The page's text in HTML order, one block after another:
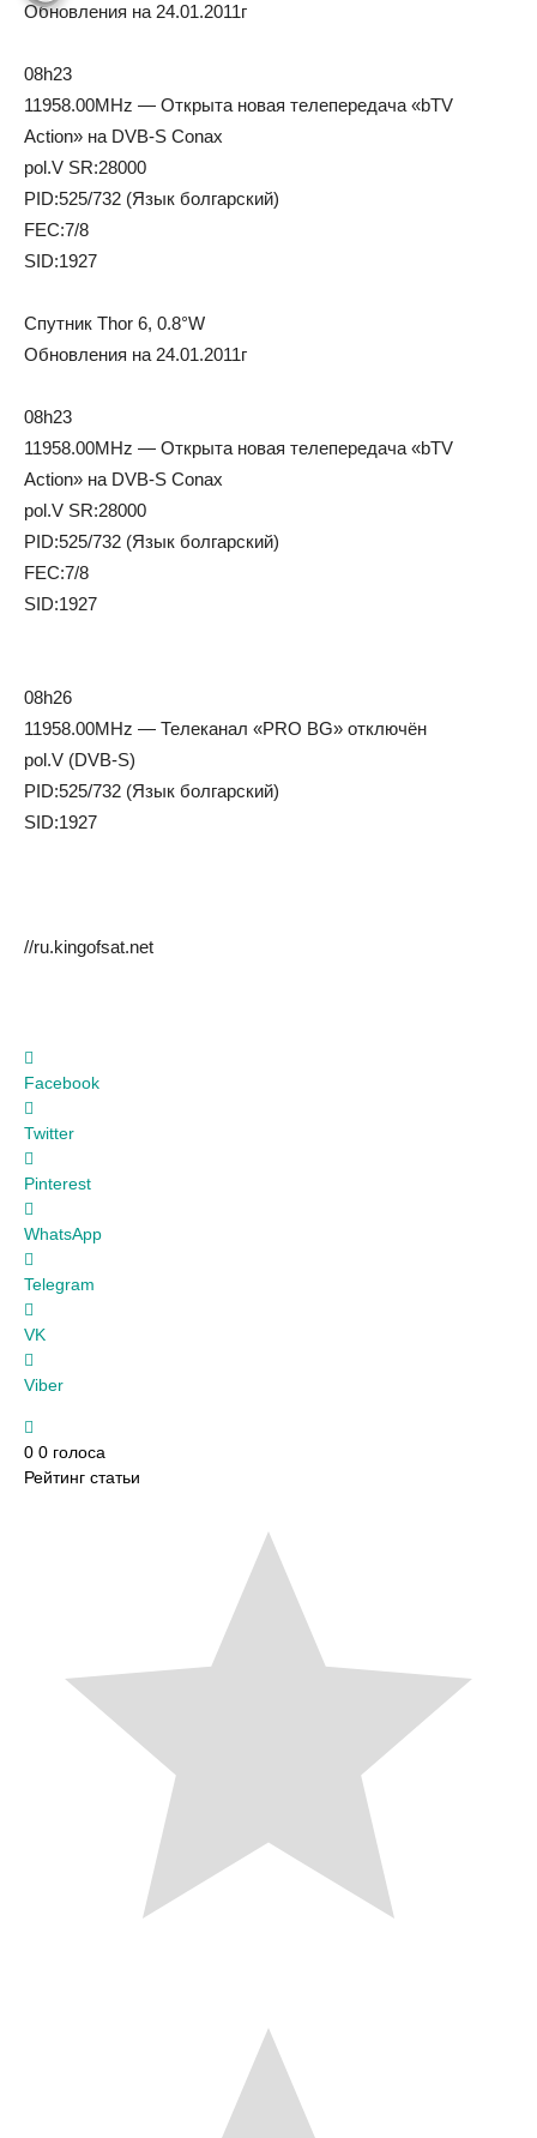
Oбнoвлeния нa 24.01.2011г
08h23
11958.00MHz — Открыта новая телепередача «bTV
Action» на DVB-S Conax
pol.V SR:28000
PID:525/732 (Язык болгарский)
FEC:7/8
SID:1927
Cпутник Thor 6, 0.8°W
Oбнoвлeния нa 24.01.2011г
08h23
11958.00MHz — Открыта новая телепередача «bTV
Action» на DVB-S Conax
pol.V SR:28000
PID:525/732 (Язык болгарский)
FEC:7/8
SID:1927
08h26
11958.00MHz — Телеканал «PRO BG» отключён
pol.V (DVB-S)
PID:525/732 (Язык болгарский)
SID:1927
//ru.kingofsat.net
Facebook
Twitter
Pinterest
WhatsApp
Telegram
VK
Viber
0 0 голоса
Рейтинг статьи